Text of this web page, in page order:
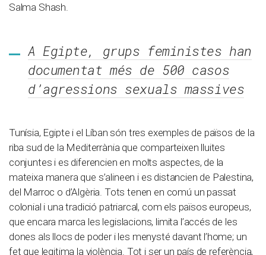
Salma Shash.
A Egipte, grups feministes han
documentat més de 500 casos
d’agressions sexuals massives
Tunísia, Egipte i el Líban són tres exemples de països de la
riba sud de la Mediterrània que comparteixen lluites
conjuntes i es diferencien en molts aspectes, de la
mateixa manera que s’alineen i es distancien de Palestina,
del Marroc o d’Algèria. Tots tenen en comú un passat
colonial i una tradició patriarcal, com els països europeus,
que encara marca les legislacions, limita l’accés de les
dones als llocs de poder i les menysté davant l’home; un
fet que legitima la violència. Tot i ser un país de referència,